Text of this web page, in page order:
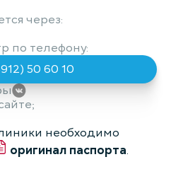
через:
по телефону:
50 60 10
необходимо
оригинал паспорта.